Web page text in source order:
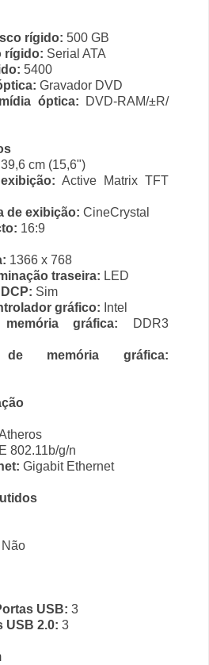
rígido: 500 GB
rígido: Serial ATA
5400
Gravador DVD
óptica: DVD-RAM/±R/
39,6 cm (15,6")
Active Matrix TFT
de exibição: CineCrystal
16:9
1366 x 768
traseira: LED
Sim
gráfico: Intel
gráfica: DDR3
de memória gráfica:
802.11b/g/n
Gigabit Ethernet
Não
USB: 3
USB 2.0: 3